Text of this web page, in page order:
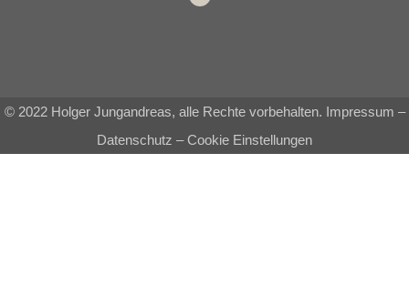
© 2022 Holger Jungandreas, alle Rechte vorbehalten. Impressum –
Datenschutz –Cookie Einstellungen